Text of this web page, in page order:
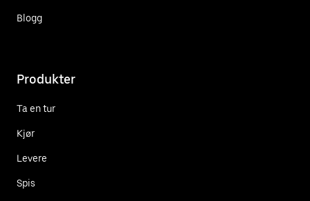
Blogg
Produkter
Ta en tur
Kjør
Levere
Spis